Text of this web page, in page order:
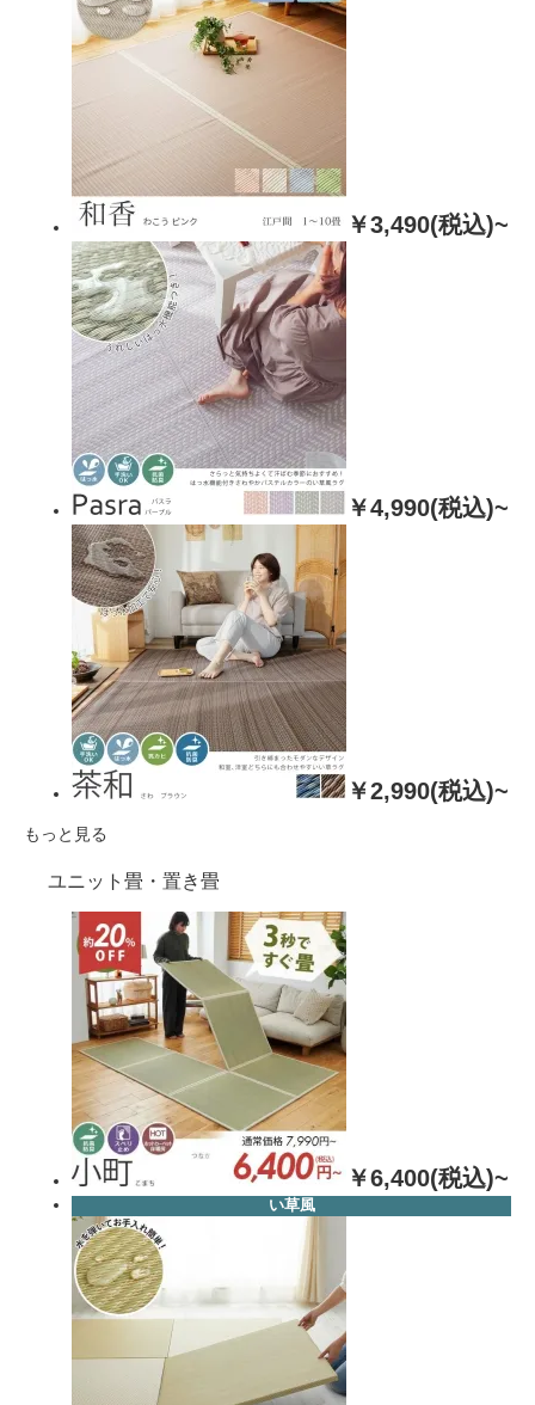
￥3,490(税込)~
￥4,990(税込)~
￥2,990(税込)~
もっと見る
ユニット畳・置き畳
￥6,400(税込)~
い草風